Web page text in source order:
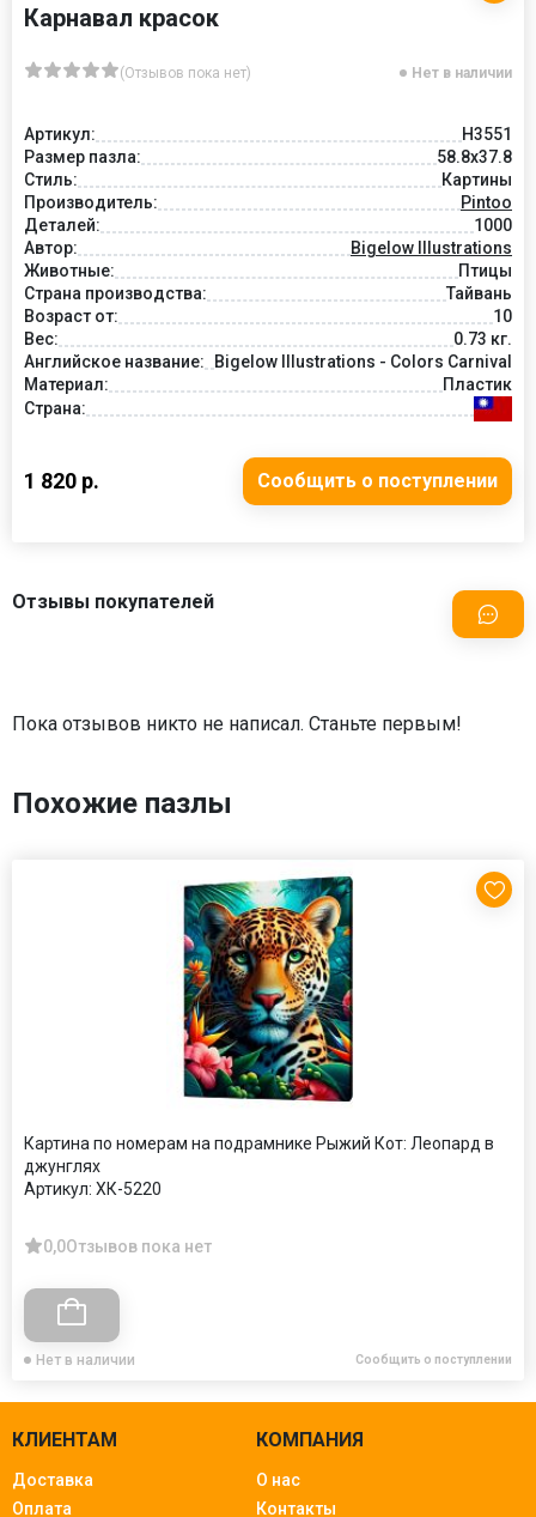
Карнавал красок
(Отзывов пока нет) Нет в наличии
Артикул:
H3551
Размер пазла:
58.8x37.8
Стиль:
Картины
Производитель:
Pintoo
Деталей:
1000
Автор:
Bigelow Illustrations
Животные:
Птицы
Страна производства:
Тайвань
Возраст от:
10
Вес:
0.73 кг.
Английское название:
Bigelow Illustrations - Colors Carnival
Материал:
Пластик
Страна:
1 820 р. Сообщить о поступлении
Отзывы покупателей
Пока отзывов никто не написал. Станьте первым!
Похожие пазлы
Картина по номерам на подрамнике Рыжий Кот: Леопард в
джунглях
Артикул: ХК-5220
0,0Отзывов пока нет
Нет в наличии Сообщить о поступлении
КЛИЕНТАМ
Доставка
Оплата
КОМПАНИЯ
О нас
Контакты